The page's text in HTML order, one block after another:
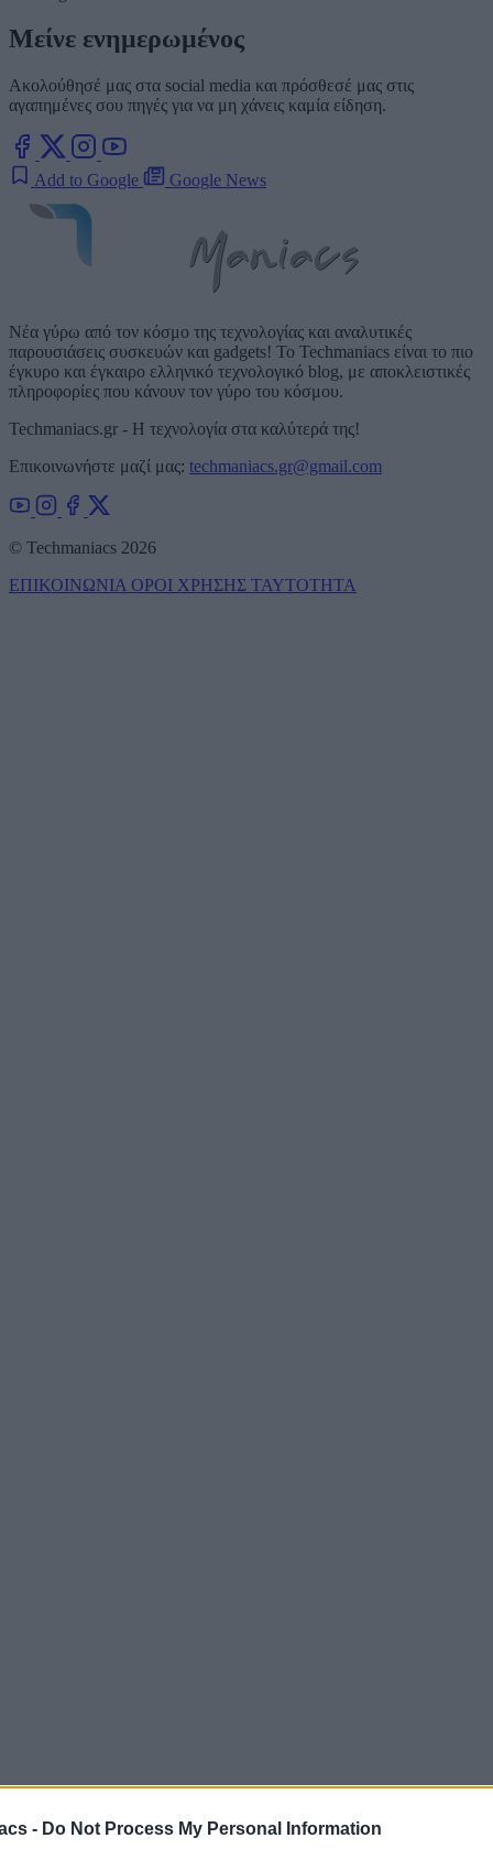
- Do Not Process My Personal Information
Μείνε ενημερωμένος
Ακολούθησέ μας στα social media και πρόσθεσέ μας στις
αγαπημένες σου πηγές για να μη χάνεις καμία είδηση.
Add to Google Google News
Νέα γύρω από τον κόσμο της τεχνολογίας και αναλυτικές
παρουσιάσεις συσκευών και gadgets! Το Techmaniacs είναι το πιο
έγκυρο και έγκαιρο ελληνικό τεχνολογικό blog, με αποκλειστικές
πληροφορίες που κάνουν τον γύρο του κόσμου.
Techmaniacs.gr - Η τεχνολογία στα καλύτερά της!
Επικοινωνήστε μαζί μας: techmaniacs.gr@gmail.com
© Techmaniacs 2026
ΕΠΙΚΟΙΝΩΝΙΑ ΟΡΟΙ ΧΡΗΣΗΣ ΤΑΥΤΟΤΗΤΑ